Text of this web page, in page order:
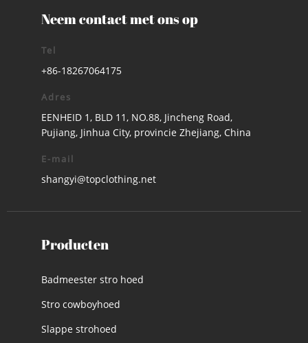
Neem contact met ons op
Tel
+86-18267064175
Adres
EENHEID 1, BLD 11, NO.88, Jincheng Road,
Pujiang, Jinhua City, provincie Zhejiang, China
E-mail
shangyi@topclothing.net
Producten
Badmeester stro hoed
Stro cowboyhoed
Slappe strohoed